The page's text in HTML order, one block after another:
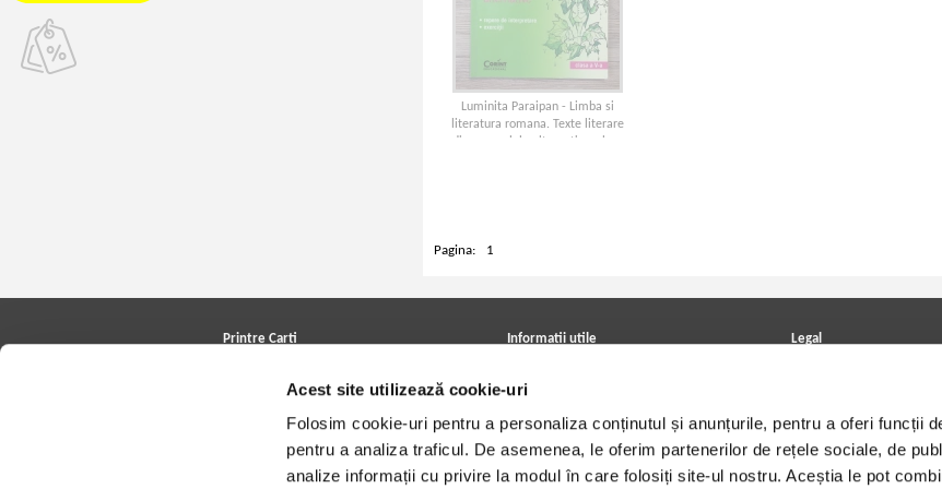
Acest site utilizează cookie-uri
Folosim cookie-uri pentru a personaliza conținutul și anunțurile, pentru a oferi funcții
pentru a analiza traficul. De asemenea, le oferim partenerilor de rețele sociale, de
analize informații cu privire la modul în care folosiți site-ul nostru. Aceștia le pot
Luminita Paraipan - Limba si
literatura romana. Texte literare
din manualele alternative, clasa
Pagina: 1
Printre Carti
Cele mai căutate cărți
Blog Printre Carti
Informatii utile
Achizitii viniluri, casete, CD/DVD
Cum cumpar?
Politica de livrare
Retur comenzi
Angajari - Cariere
Legal
Termeni si conditii
Utilizare cookie-uri